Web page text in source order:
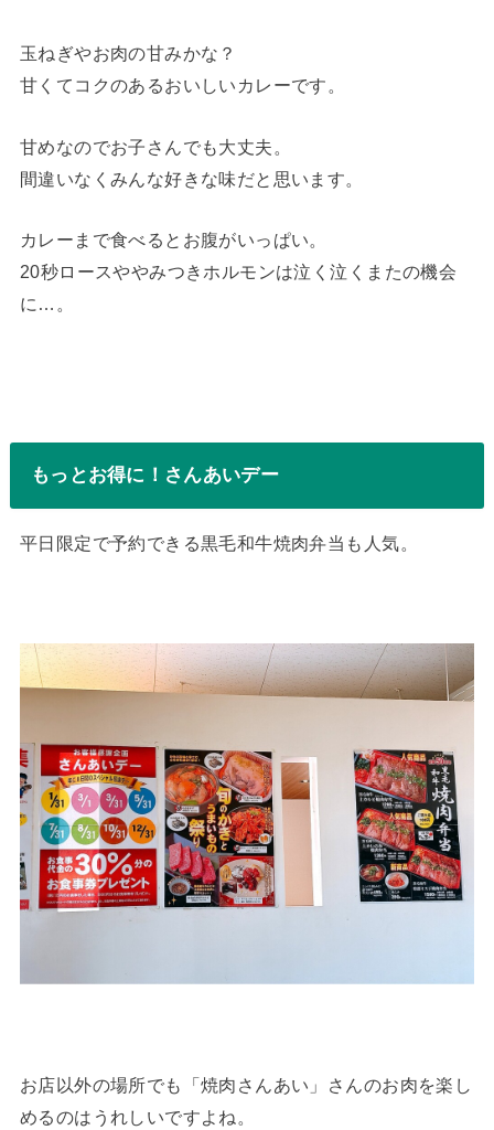
玉ねぎやお肉の甘みかな？
甘くてコクのあるおいしいカレーです。
甘めなのでお子さんでも大丈夫。
間違いなくみんな好きな味だと思います。
カレーまで食べるとお腹がいっぱい。
20秒ロースややみつきホルモンは泣く泣くまたの機会
に…。
もっとお得に！さんあいデー
平日限定で予約できる黒毛和牛焼肉弁当も人気。
お店以外の場所でも「焼肉さんあい」さんのお肉を楽し
めるのはうれしいですよね。